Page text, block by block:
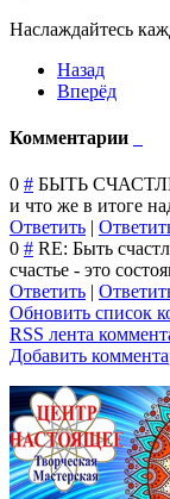
Наслаждайтесь
Назад
Вперёд
Комментарии
0 # БЫТЬ
и что же в итоге
Ответить |
0 # RE: Быть
счастье - это
Ответить |
Обновить список
RSS лента
Добавить